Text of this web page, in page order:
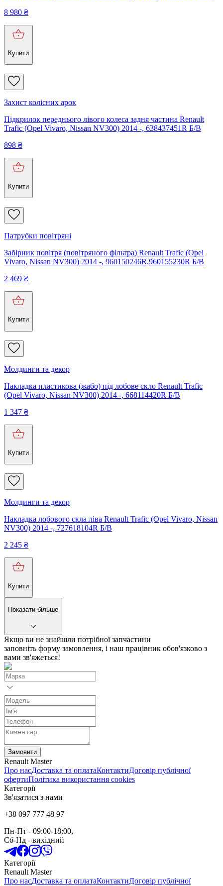
8 980 ₴
Купити
Захист колісних арок
Підкрилок переднього лівого колеса задня частина Renault
Trafic (Opel Vivaro, Nissan NV300) 2014 -, 638437451R Б/В
898 ₴
Купити
Патрубки повітряні
Забірник повітря (повітряного фільтра) Renault Trafic (Opel
Vivaro, Nissan NV300) 2014 -, 960150246R,960155230R Б/В
2 469 ₴
Купити
Молдинги та декор
Накладка пластикова (жабо) під лобове скло Renault Trafic
(Opel Vivaro, Nissan NV300) 2014 -, 668114420R Б/В
1 347 ₴
Купити
Молдинги та декор
Накладка лобового скла ліва Renault Trafic (Opel Vivaro, Nissan
NV300) 2014 -, 727618104R Б/В
2 245 ₴
Купити
Показати більше
Якщо ви не знайшли потрібної запчастини
заповніть форму замовлення, і наш працівник обов'язково з
вами зв'яжеться!
Замовити
Renault Master
Про насДоставка та оплатаКонтактиДоговір публічної
офертиПолітика використання cookies
Категорії
Зв'язатися з нами
+38 097 777 48 97
Пн-Пт - 09:00-18:00,
Сб-Нд - вихідний
Категорії
Renault Master
Про насДоставка та оплатаКонтактиДоговір публічної